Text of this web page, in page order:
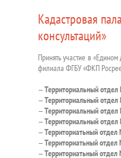
Кадастровая
консультаций»
Принять участие в
филиала ФГБУ «ФКП
—Территориальный
—Территориальный
—Территориальный
—Территориальный
—Территориатьный
—Территориатьный
—Территориатьный